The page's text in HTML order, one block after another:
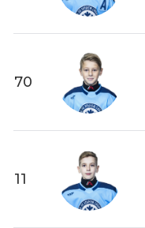
70
11